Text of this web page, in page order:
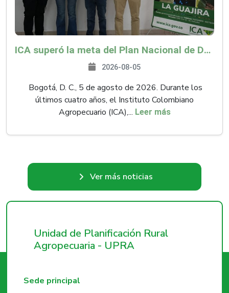
ICA superó la meta del Plan Nacional de Desarrollo y abrió 61 mercados internacionales
2026-08-05
Bogotá, D. C., 5 de agosto de 2026. Durante los
últimos cuatro años, el Instituto Colombiano
Agropecuario (ICA),... Leer más
Ver más noticias
Unidad de Planificación Rural
Agropecuaria - UPRA
Sede principal